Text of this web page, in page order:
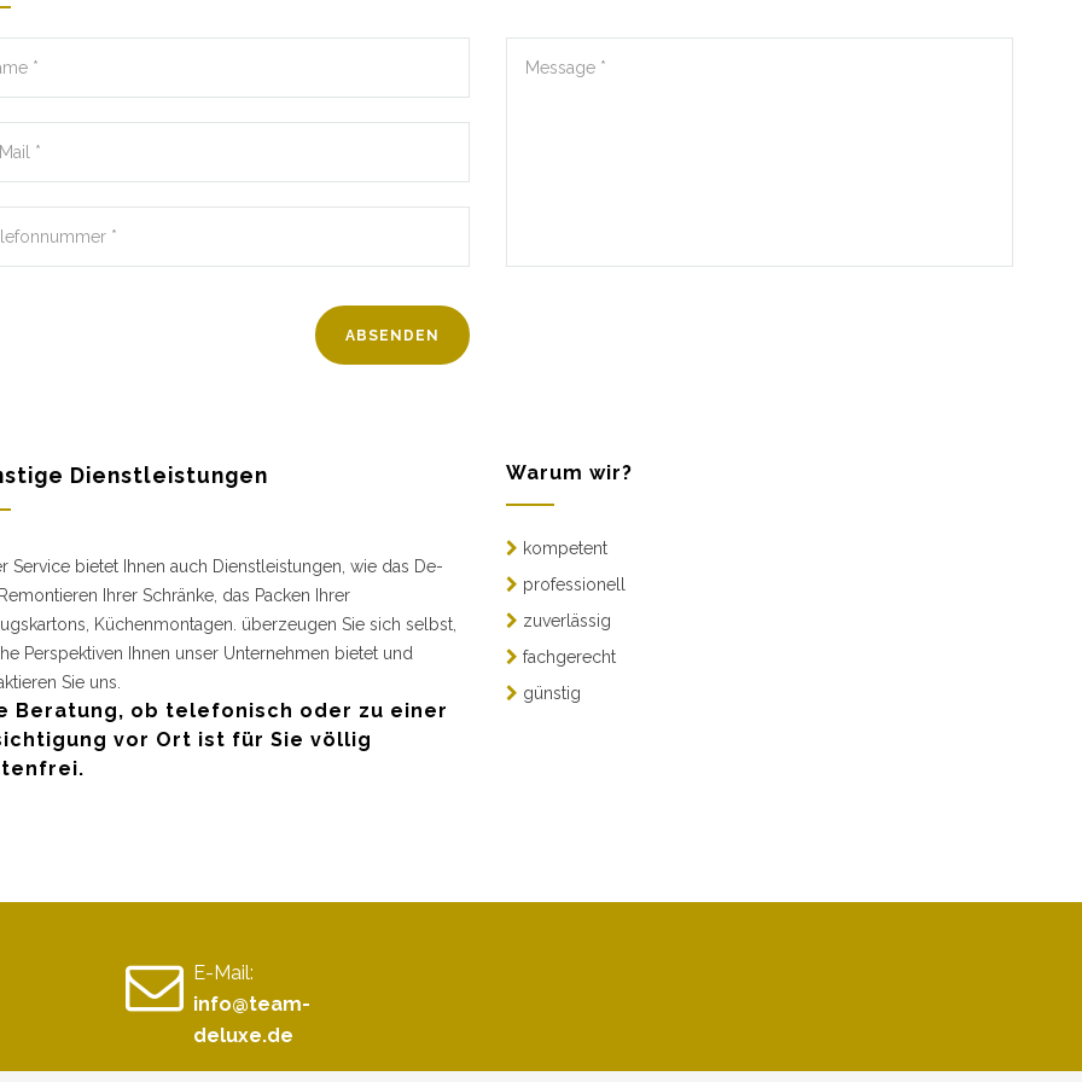
Dienstleistungen
Service bietet Ihnen auch Dienstleistungen, wie das De-
Ihrer Schränke, das Packen Ihrer
Küchenmontagen. überzeugen Sie sich selbst,
Perspektiven Ihnen unser Unternehmen bietet und
Sie uns.
Beratung, ob telefonisch oder zu einer
vor Ort ist für Sie völlig
Warum wir?
kompetent
professionell
zuverlässig
fachgerecht
günstig
E-Mail:
info@team-
deluxe.de